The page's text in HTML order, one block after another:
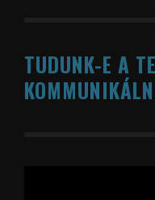
TUDUNK-E A